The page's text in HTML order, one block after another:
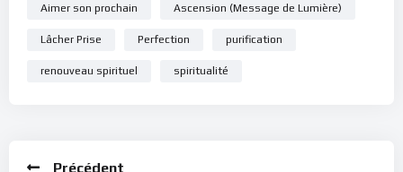
Aimer son prochain Ascension (Message de Lumière)
Lâcher Prise Perfection purification
renouveau spirituel spiritualité
Précédent